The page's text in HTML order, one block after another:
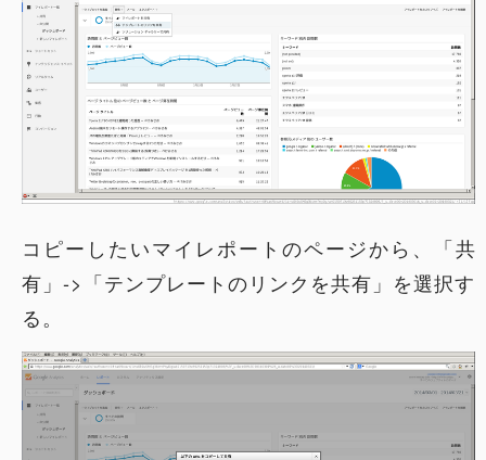
コピーしたいマイレポートのページから、「共
有」->「テンプレートのリンクを共有」を選択す
る。